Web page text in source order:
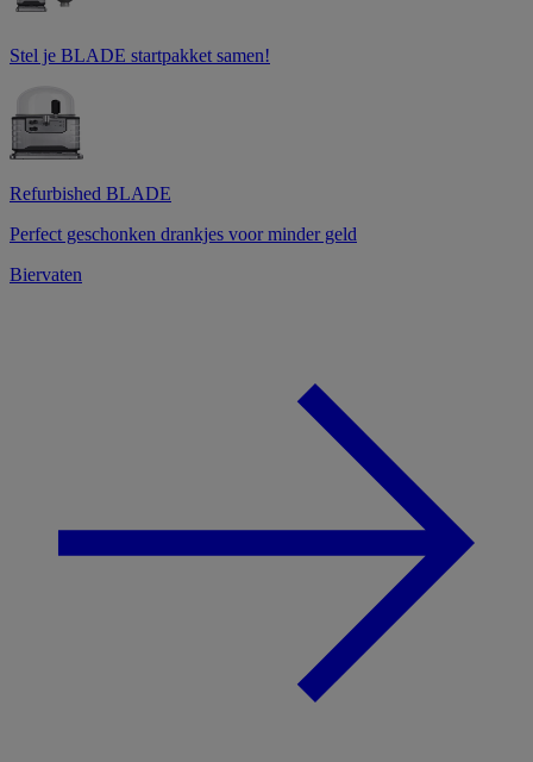
Stel je BLADE startpakket samen!
Refurbished BLADE
Perfect geschonken drankjes voor minder geld
Biervaten